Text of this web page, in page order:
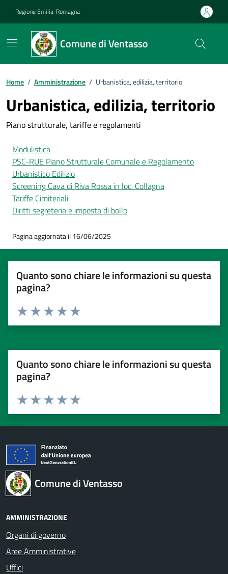
Regione Emilia-Romagna
Comune di Ventasso
Home / Amministrazione / Urbanistica, edilizia, territorio
Urbanistica, edilizia, territorio
Piano strutturale, tariffe e regolamenti
Modulistica
PSC-RUE Piano Strutturale Comunale e Regolamento
Urbanistico Edilizio
Screening Cava di Riva Rossa in loc. Collagna
Tariffe Cimiteriali
Diritti segreteria e imposta di bollo
Pagina aggiornata il 16/06/2025
Quanto sono chiare le informazioni su questa
pagina?
Valuta 5 stelle su 5
Valuta 4 stelle su 5
Valuta 3 stelle su 5
Valuta 2 stelle su 5
Valuta 1 stelle su 5
Quanto sono chiare le informazioni su questa
pagina?
Valuta 5 stelle su 5
Valuta 4 stelle su 5
Valuta 3 stelle su 5
Valuta 2 stelle su 5
Valuta 1 stelle su 5
Comune di Ventasso
AMMINISTRAZIONE
Organi di governo
Aree Amministrative
Uffici